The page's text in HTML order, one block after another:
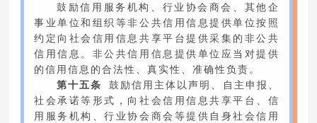
鼓励信用服务机构、行业协会商会、其他企
事业单位和组织等非公共信用信息提供单位按照
约定向社会信用信息共享平台提供采集的非公共
信用信息。非公共信用信息提供单位应当对提供
的信用信息的合法性、真实性、准确性负责。
第十五条
鼓励信用主体以声明、自主申报、
社会承诺等形式，向社会信用信息共享平台、信
用服务机构、行业协会商会等提供自身社会信用